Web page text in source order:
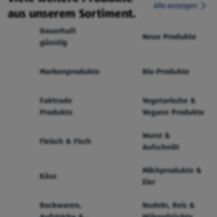
aus unserem Sortiment.
Alle anzeigen
Dauerhaft
günstig
Neue Produkte
Markenprodukte Bio-Produkte
Fairtrade
Produkte
Vegetarische &
Vegane Produkte
Fleisch & Fisch
Wurst &
Aufschnitt
Käse
Milchprodukte &
Eier
Backwaren,
Nudeln, Reis &